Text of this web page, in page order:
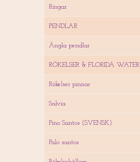
Ringar
PENDLAR
Ängla pendlar
RÖKELSER & FLORIDA WATER
Rökelser pinnar
Salvia
Pino Santos (SVENSK)
Palo santos